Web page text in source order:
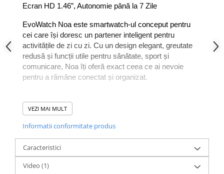
Ecran HD 1.46”, Autonomie până la 7 Zile
EvoWatch Noa este smartwatch-ul conceput pentru
cei care își doresc un partener inteligent pentru
activitățile de zi cu zi. Cu un design elegant, greutate
redusă și funcții utile pentru sănătate, sport și
comunicare, Noa îți oferă exact ceea ce ai nevoie
pentru a rămâne conectat și organizat.
VEZI MAI MULT
Informatii conformitate produs
Caracteristici
Video (1)